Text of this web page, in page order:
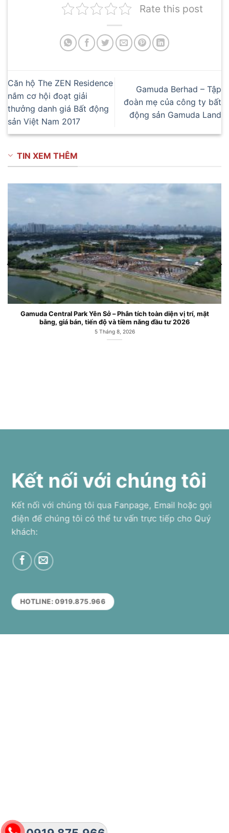
Rate this post
Căn hộ The ZEN Residence
nắm cơ hội đoạt giải
thưởng danh giá Bất động
sản Việt Nam 2017
Gamuda Berhad – Tập
đoàn mẹ của công ty bất
động sản Gamuda Land
TIN XEM THÊM
Gamuda Central Park Yên Sở – Phân tích toàn diện vị trí, mặt
bằng, giá bán, tiến độ và tiềm năng đầu tư 2026
5 Tháng 8, 2026
Kết nối với chúng tôi
Kết nối với chúng tôi qua Fanpage, Email hoặc gọi
điện để chúng tôi có thể tư vấn trực tiếp cho Quý
khách:
HOTLINE: 0919.875.966